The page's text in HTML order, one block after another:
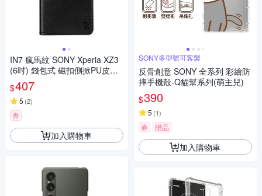
IN7 瘋馬紋 SONY Xperia XZ3
(6吋) 錢包式 磁扣側掀PU皮套
吊飾孔 手機皮套保護殼
$407
5 (2)
券
加入購物車
SONY多型號可客製
反骨創意 SONY 全系列 彩繪防
摔手機殼-Q貓幫系列(萌主兒)
$390
5 (1)
券 贈品
加入購物車